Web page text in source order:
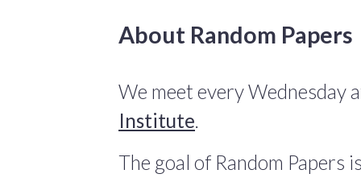
About Random Papers
We meet every Wednesday
Institute
The goal of Random Papers